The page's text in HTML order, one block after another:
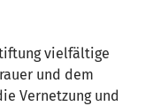
vielfältige
und dem
Vernetzung und